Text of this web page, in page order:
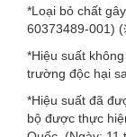
*Loại bỏ chất
60373489-001)
*Hiệu suất
trường độc hại
*Hiệu suất đã
bộ được thực